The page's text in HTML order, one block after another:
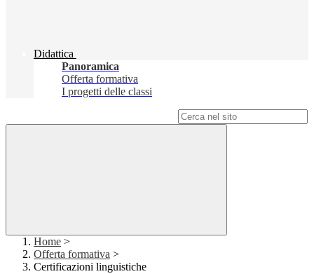
Didattica
Panoramica
Offerta formativa
I progetti delle classi
Home >
Offerta formativa >
Certificazioni linguistiche